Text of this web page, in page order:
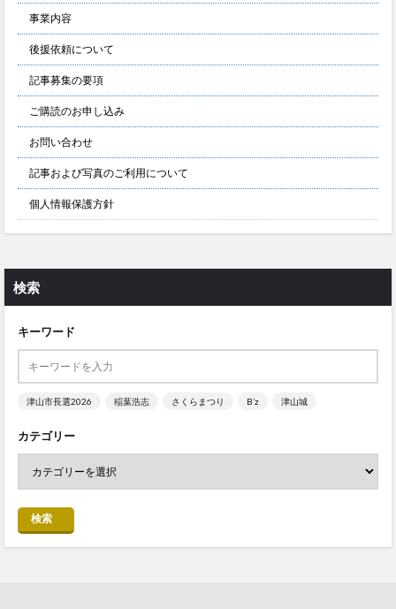
事業内容
後援依頼について
記事募集の要項
ご購読のお申し込み
お問い合わせ
記事および写真のご利用について
個人情報保護方針
検索
キーワード
津山市長選2026 稲葉浩志 さくらまつり B’z 津山城
カテゴリー
検索